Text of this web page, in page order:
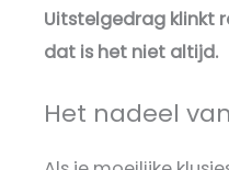
Uitstelgedrag klinkt
dat is het niet altijd.
Het nadeel